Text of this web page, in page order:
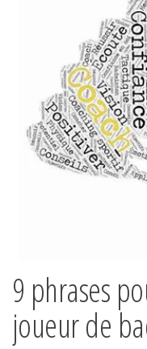
9 phrases
joueur de